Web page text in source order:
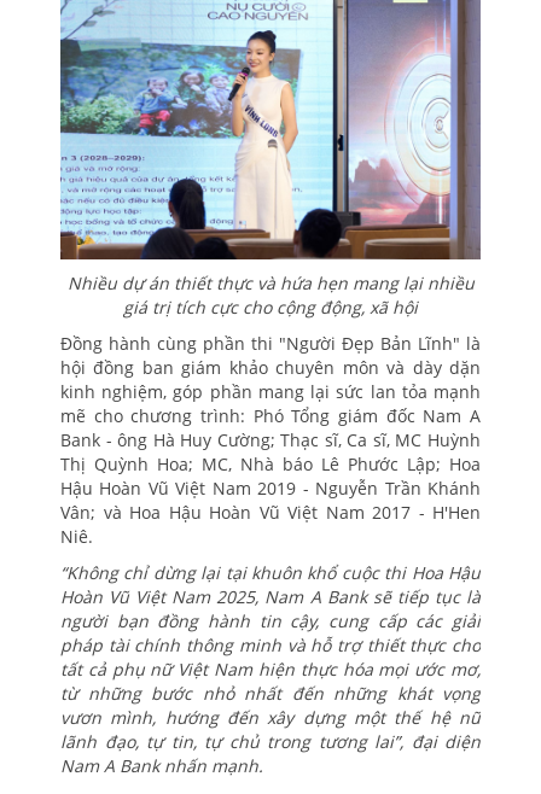
Nhiều dự án thiết thực và hứa hẹn mang lại nhiều
giá trị tích cực cho cộng động, xã hội
Đồng hành cùng phần thi "Người Đẹp Bản Lĩnh" là
hội đồng ban giám khảo chuyên môn và dày dặn
kinh nghiệm, góp phần mang lại sức lan tỏa mạnh
mẽ cho chương trình: Phó Tổng giám đốc Nam A
Bank - ông Hà Huy Cường; Thạc sĩ, Ca sĩ, MC Huỳnh
Thị Quỳnh Hoa; MC, Nhà báo Lê Phước Lập; Hoa
Hậu Hoàn Vũ Việt Nam 2019 - Nguyễn Trần Khánh
Vân; và Hoa Hậu Hoàn Vũ Việt Nam 2017 - H'Hen
Niê.
“Không chỉ dừng lại tại khuôn khổ cuộc thi Hoa Hậu
Hoàn Vũ Việt Nam 2025, Nam A Bank sẽ tiếp tục là
người bạn đồng hành tin cậy, cung cấp các giải
pháp tài chính thông minh và hỗ trợ thiết thực cho
tất cả phụ nữ Việt Nam hiện thực hóa mọi ước mơ,
từ những bước nhỏ nhất đến những khát vọng
vươn mình, hướng đến xây dựng một thế hệ nữ
lãnh đạo, tự tin, tự chủ trong tương lai”, đại diện
Nam A Bank nhấn mạnh.